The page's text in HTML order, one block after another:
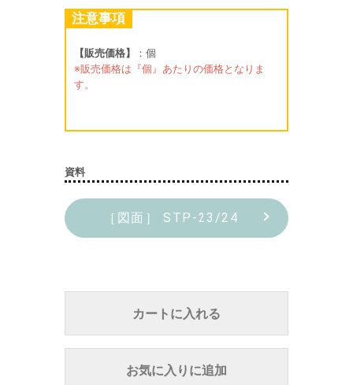
注意事項
【販売価格】
：個
※販売価格は『個』あたりの価格となりま
す。
資料
［図面］ STP-23/24
カートに入れる
お気に入りに追加